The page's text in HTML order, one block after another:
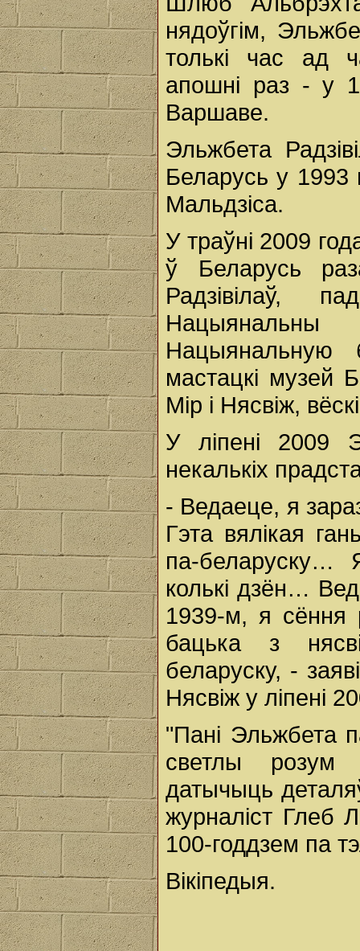
нядоўгім,
толькі час ад
апошні раз - у
Варшаве.
Эльжбета
Беларусь у 1993
Мальдзіса.
У траўні 2009
ў Беларусь
Радзівілаў,
Нацыянальны
Нацыянальную
мастацкі музей
Мір і Нясвіж,
У ліпені 2009
некалькіх
- Ведаеце, я
Гэта вялікая
па-беларуску…
колькі дзён…
1939-м, я сёння
бацька з
беларуску, -
Нясвіж у ліпені
"Пані Эльжбета
светлы
датычыць
журналіст Глеб
100-годдзем па
Вікіпедыя.